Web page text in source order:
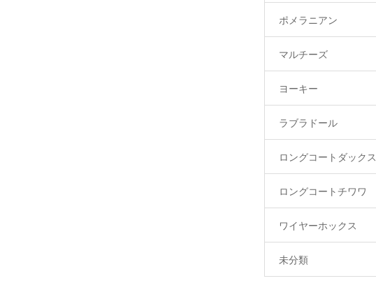
ポメラニアン
マルチーズ
ヨーキー
ラブラドール
ロングコートダックス
ロングコートチワワ
ワイヤーホックス
未分類